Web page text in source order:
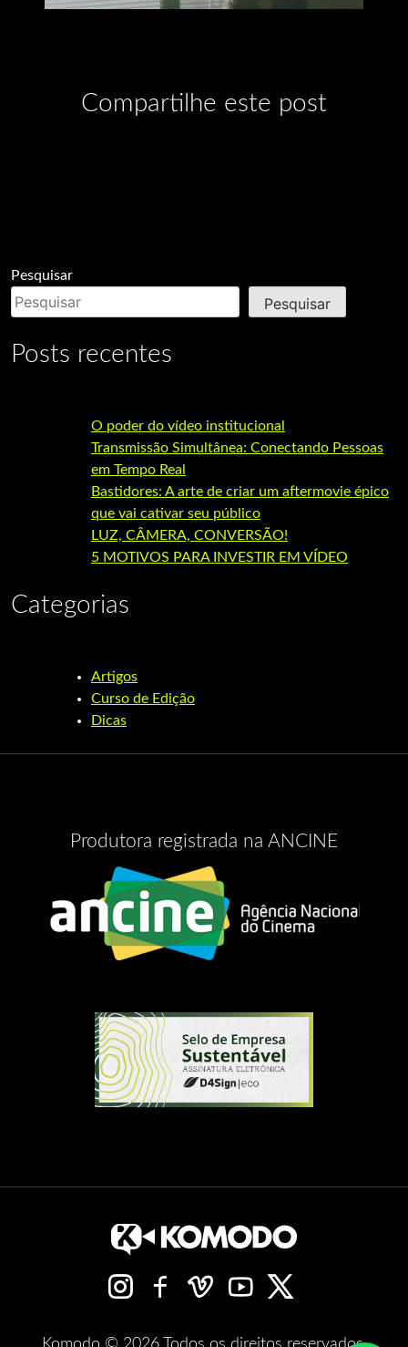
Compartilhe este post
Pesquisar
Pesquisar
Posts recentes
O poder do vídeo institucional
Transmissão Simultânea: Conectando Pessoas
em Tempo Real
Bastidores: A arte de criar um aftermovie épico
que vai cativar seu público
LUZ, CÂMERA, CONVERSÃO!
5 MOTIVOS PARA INVESTIR EM VÍDEO
Categorias
Artigos
Curso de Edição
Dicas
Produtora registrada na ANCINE